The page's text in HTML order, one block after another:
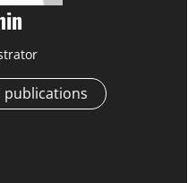
publications